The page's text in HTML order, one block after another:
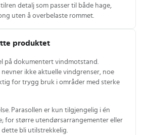
detalj som passer til både hage,
uten å overbelaste rommet.
produktet
på dokumentert vindmotstand.
nevner ikke aktuelle vindgrenser, noe
for trygg bruk i områder med sterke
Parasollen er kun tilgjengelig i én
for større utendørsarrangementer eller
dette bli utilstrekkelig.